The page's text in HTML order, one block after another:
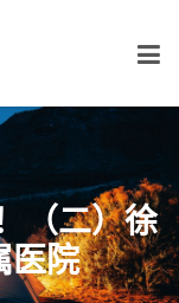
（二）徐
医院